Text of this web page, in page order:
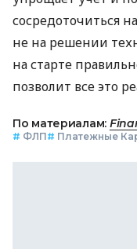
сосредоточиться
не на решении
на старте
позволит все это
По материалам:
# ФЛП# Платежные